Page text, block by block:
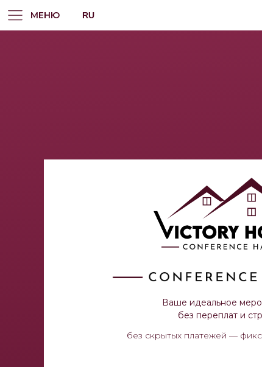
без скрытых платежей —
Ваше идеальное
без переплат и
МЕНЮ RU